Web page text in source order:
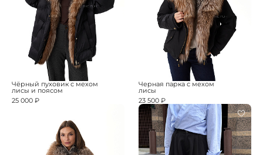
Чёрный пуховик с мехом
лисы и поясом
25 000 ₽
Черная парка с мехом
лисы
23 500 ₽